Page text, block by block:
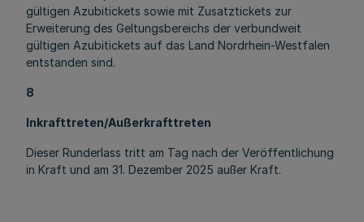
gültigen Azubitickets sowie mit Zusatztickets zur
Erweiterung des Geltungsbereichs der verbundweit
gültigen Azubitickets auf das Land Nordrhein-Westfalen
entstanden sind.
8
Inkrafttreten/Außerkrafttreten
Dieser Runderlass tritt am Tag nach der Veröffentlichung
in Kraft und am 31. Dezember 2025 außer Kraft.